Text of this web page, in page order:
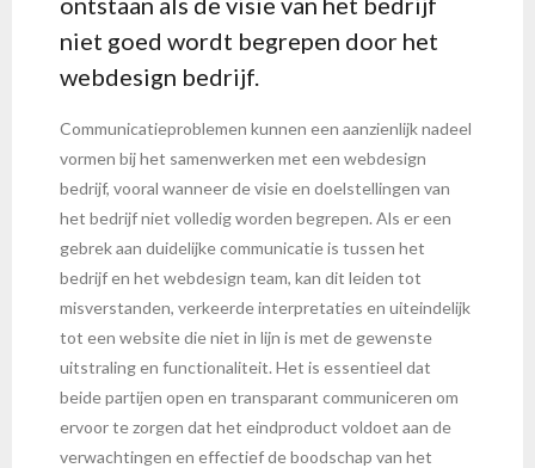
niet goed wordt begrepen door het
webdesign bedrijf.
Communicatieproblemen kunnen een aanzienlijk nadeel
vormen bij het samenwerken met een webdesign
bedrijf, vooral wanneer de visie en doelstellingen van
het bedrijf niet volledig worden begrepen. Als er een
gebrek aan duidelijke communicatie is tussen het
bedrijf en het webdesign team, kan dit leiden tot
misverstanden, verkeerde interpretaties en uiteindelijk
tot een website die niet in lijn is met de gewenste
uitstraling en functionaliteit. Het is essentieel dat
beide partijen open en transparant communiceren om
ervoor te zorgen dat het eindproduct voldoet aan de
verwachtingen en effectief de boodschap van het